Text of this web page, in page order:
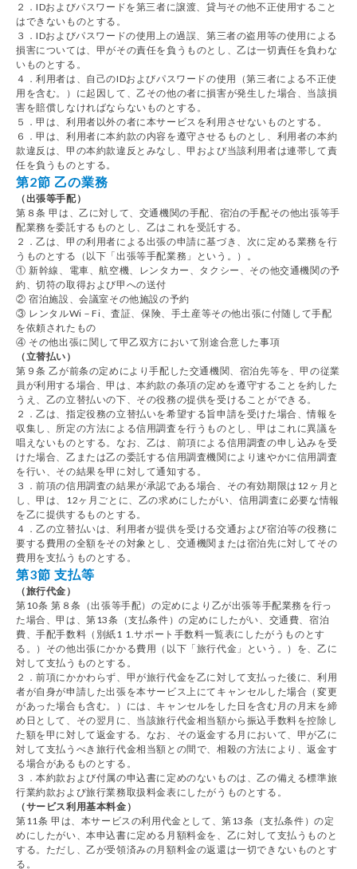
２．IDおよびパスワードを第三者に譲渡、貸与その他不正使用すること
はできないものとする。
３．IDおよびパスワードの使用上の過誤、第三者の盗用等の使用による
損害については、甲がその責任を負うものとし、乙は一切責任を負わな
いものとする。
４．利用者は、自己のIDおよびパスワードの使用（第三者による不正使
用を含む。）に起因して、乙その他の者に損害が発生した場合、当該損
害を賠償しなければならないものとする。
５．甲は、利用者以外の者に本サービスを利用させないものとする。
６．甲は、利用者に本約款の内容を遵守させるものとし、利用者の本約
款違反は、甲の本約款違反とみなし、甲および当該利用者は連帯して責
任を負うものとする。
第2節 乙の業務
（出張等手配）
第８条 甲は、乙に対して、交通機関の手配、宿泊の手配その他出張等手
配業務を委託するものとし、乙はこれを受託する。
２．乙は、甲の利用者による出張の申請に基づき、次に定める業務を行
うものとする（以下「出張等手配業務」という。）。
① 新幹線、電車、航空機、レンタカー、タクシー、その他交通機関の予
約、切符の取得および甲への送付
② 宿泊施設、会議室その他施設の予約
③ レンタルWi－Fi、査証、保険、手土産等その他出張に付随して手配
を依頼されたもの
④ その他出張に関して甲乙双方において別途合意した事項
（立替払い）
第９条 乙が前条の定めにより手配した交通機関、宿泊先等を、甲の従業
員が利用する場合、甲は、本約款の条項の定めを遵守することを約した
うえ、乙の立替払いの下、その役務の提供を受けることができる。
２．乙は、指定役務の立替払いを希望する旨申請を受けた場合、情報を
収集し、所定の方法による信用調査を行うものとし、甲はこれに異議を
唱えないものとする。なお、乙は、前項による信用調査の申し込みを受
けた場合、乙または乙の委託する信用調査機関により速やかに信用調査
を行い、その結果を甲に対して通知する。
３．前項の信用調査の結果が承認である場合、その有効期限は12ヶ月と
し、甲は、12ヶ月ごとに、乙の求めにしたがい、信用調査に必要な情報
を乙に提供するものとする。
４．乙の立替払いは、利用者が提供を受ける交通および宿泊等の役務に
要する費用の全額をその対象とし、交通機関または宿泊先に対してその
費用を支払うものとする。
第3節 支払等
（旅行代金）
第10条 第８条（出張等手配）の定めにより乙が出張等手配業務を行っ
た場合、甲は、第13条（支払条件）の定めにしたがい、交通費、宿泊
費、手配手数料（別紙1 1.サポート手数料一覧表にしたがうものとす
る。）その他出張にかかる費用（以下「旅行代金」という。）を、乙に
対して支払うものとする。
２．前項にかかわらず、甲が旅行代金を乙に対して支払った後に、利用
者が自身が申請した出張を本サービス上にてキャンセルした場合（変更
があった場合も含む。）には、キャンセルをした日を含む月の月末を締
め日として、その翌月に、当該旅行代金相当額から振込手数料を控除し
た額を甲に対して返金する。なお、その返金する月において、甲が乙に
対して支払うべき旅行代金相当額との間で、相殺の方法により、返金す
る場合があるものとする。
３．本約款および付属の申込書に定めのないものは、乙の備える標準旅
行業約款および旅行業務取扱料金表にしたがうものとする。
（サービス利用基本料金）
第11条 甲は、本サービスの利用代金として、第13条（支払条件）の定
めにしたがい、本申込書に定める月額料金を、乙に対して支払うものと
する。ただし、乙が受領済みの月額料金の返還は一切できないものとす
る。